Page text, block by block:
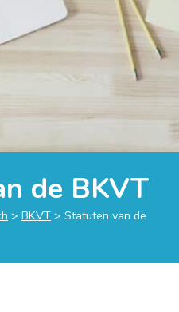
de BKVT
> BKVT > Statuten van de